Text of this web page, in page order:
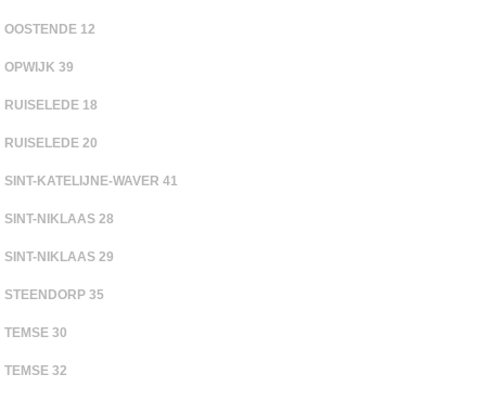
OOSTENDE 12
OPWIJK 39
RUISELEDE 18
RUISELEDE 20
SINT-KATELIJNE-WAVER 41
SINT-NIKLAAS 28
SINT-NIKLAAS 29
STEENDORP 35
TEMSE 30
TEMSE 32